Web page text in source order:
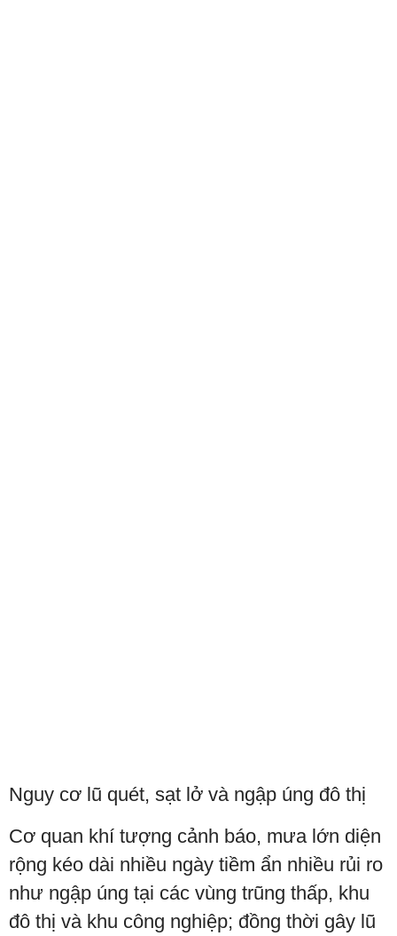
Nguy cơ lũ quét, sạt lở và ngập úng đô thị
Cơ quan khí tượng cảnh báo, mưa lớn diện
rộng kéo dài nhiều ngày tiềm ẩn nhiều rủi ro
như ngập úng tại các vùng trũng thấp, khu
đô thị và khu công nghiệp; đồng thời gây lũ